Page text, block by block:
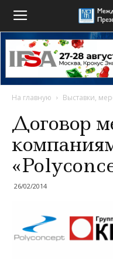
На главную Выставки,
Договор
26/02/2014